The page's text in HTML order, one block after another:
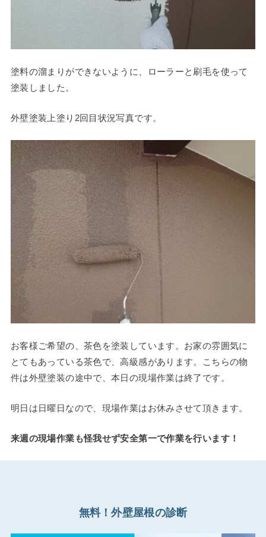
塗料の溜まりができないように、ローラーと刷毛を使って
塗装しました。
外壁塗装上塗り2回目状況写真です。
お客様ご希望の、茶色を塗装しています。お家の雰囲気に
とてもあっている茶色で、高級感があります。こちらの物
件は外壁塗装の途中で、本日の現場作業は終了です。
明日は日曜日なので、現場作業はお休みさせて頂きます。
来週の現場作業も怪我せず安全第一で作業を行います！
無料！外壁屋根の診断